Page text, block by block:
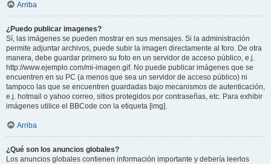
Arriba
¿Puedo publicar imagenes?
Sí, las imágenes se pueden mostrar en sus mensajes. Si la administración
permite adjuntar archivos, puede subir la imagen directamente al foro. De otra
manera, debe guardar primero su foto en un servidor de acceso público, e.j.
http://www.ejemplo.com/mi-imagen.gif. No puede publicar imágenes que se
encuentren en su PC (a menos que sea un servidor de acceso público) ni
tampoco las que se encuentren guardadas bajo mecanismos de autenticación,
e.j. hotmail o yahoo correo, sitios protegidos por contraseñas, etc. Para exhibir
imágenes utilice el BBCode con la etiqueta [img].
Arriba
¿Qué son los anuncios globales?
Los anuncios globales contienen información importante y debería leerlos